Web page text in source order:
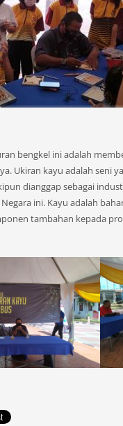
bengkel ini adalah
Ukiran kayu adalah seni
dianggap sebagai
ini. Kayu adalah
tambahan kepada